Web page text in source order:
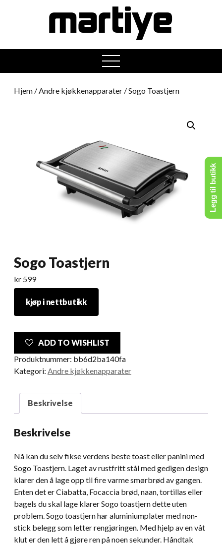
open
menu
Hjem /Andre kjøkkenapparater / Sogo Toastjern
Sogo Toastjern
kr 599
kjøp i nettbutikk
ADD TO WISHLIST
Produktnummer: bb6d2ba140fa
Kategori: Andre kjøkkenapparater
Beskrivelse
Beskrivelse
Nå kan du selv fikse verdens beste toast eller panini med
Sogo Toastjern. Laget av rustfritt stål med gedigen design
klarer den å lage opp til fire varme smørbrød av gangen.
Enten det er Ciabatta, Focaccia brød, naan, tortillas eller
bagels du skal lage klarer Sogo toastjern dette uten
problem. Sogo toastjern har aluminiumplater med non-
stick belegg som letter rengjøringen. Med hjelp av en våt
klut er den lett å gjøre ren på noen sekunder. Håndtak
Legg til butikk